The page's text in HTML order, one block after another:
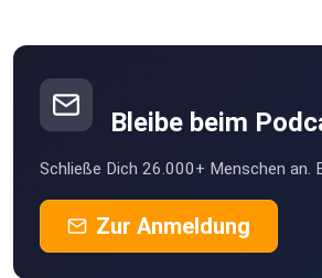
bjornbirgisson
Bleibe beim
Schließe Dich 26.000+ Menschen an.
Zur Anmeldung